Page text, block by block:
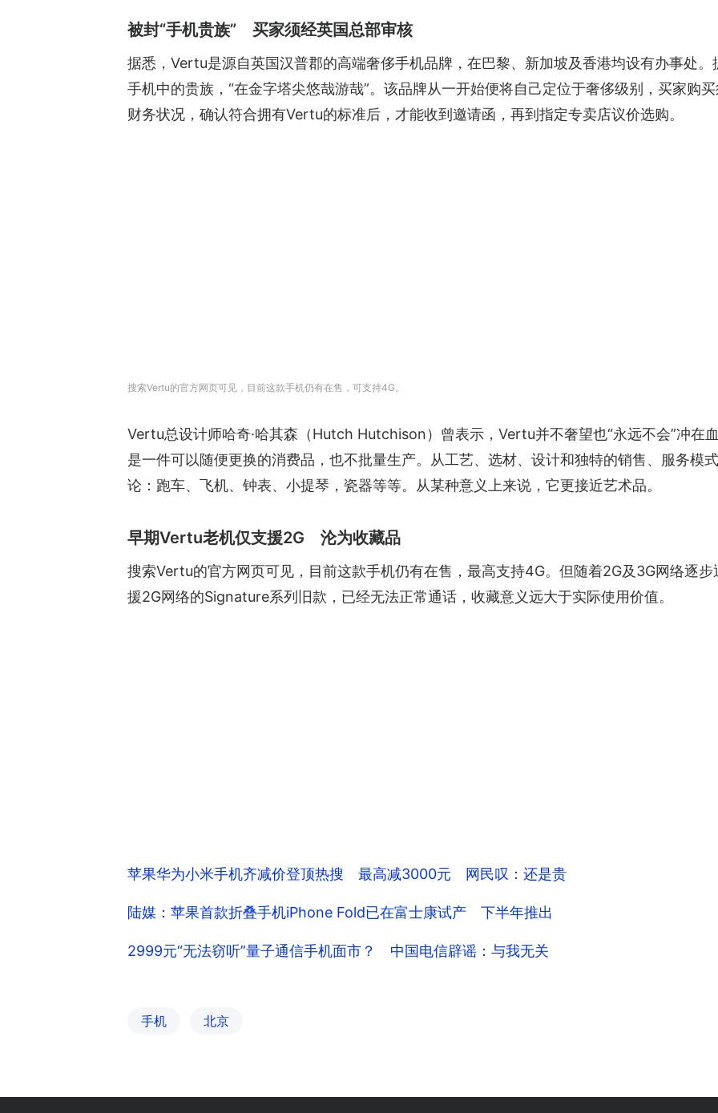
被封“手机贵族” 买家须经英国总部审核
据悉，Vertu是源自英国汉普郡的高端奢侈手机品牌，在巴黎、新加坡及香港均设有办事处
手机中的贵族，“在金字塔尖悠哉游哉”。该品牌从一开始便将自己定位于奢侈级别，买家购
财务状况，确认符合拥有Vertu的标准后，才能收到邀请函，再到指定专卖店议价选购。
搜索Vertu的官方网页可见，目前这款手机仍有在售，可支持4G。
Vertu总设计师哈奇·哈其森（Hutch Hutchison）曾表示，Vertu并不奢望也“永远不会”冲在
是一件可以随便更换的消费品，也不批量生产。从工艺、选材、设计和独特的销售、服务模
论：跑车、飞机、钟表、小提琴，瓷器等等。从某种意义上来说，它更接近艺术品。
早期Vertu老机仅支援2G 沦为收藏品
搜索Vertu的官方网页可见，目前这款手机仍有在售，最高支持4G。但随着2G及3G网络逐
援2G网络的Signature系列旧款，已经无法正常通话，收藏意义远大于实际使用价值。
苹果华为小米手机齐减价登顶热搜 最高减3000元 网民叹：还是贵
陆媒：苹果首款折叠手机iPhone Fold已在富士康试产 下半年推出
2999元“无法窃听”量子通信手机面市？ 中国电信辟谣：与我无关
手机 北京